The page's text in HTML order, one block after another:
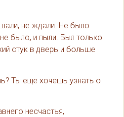
не ждали. Не было
было, и пыли. Был только
стук в дверь и больше
Ты еще хочешь узнать о
несчастья,